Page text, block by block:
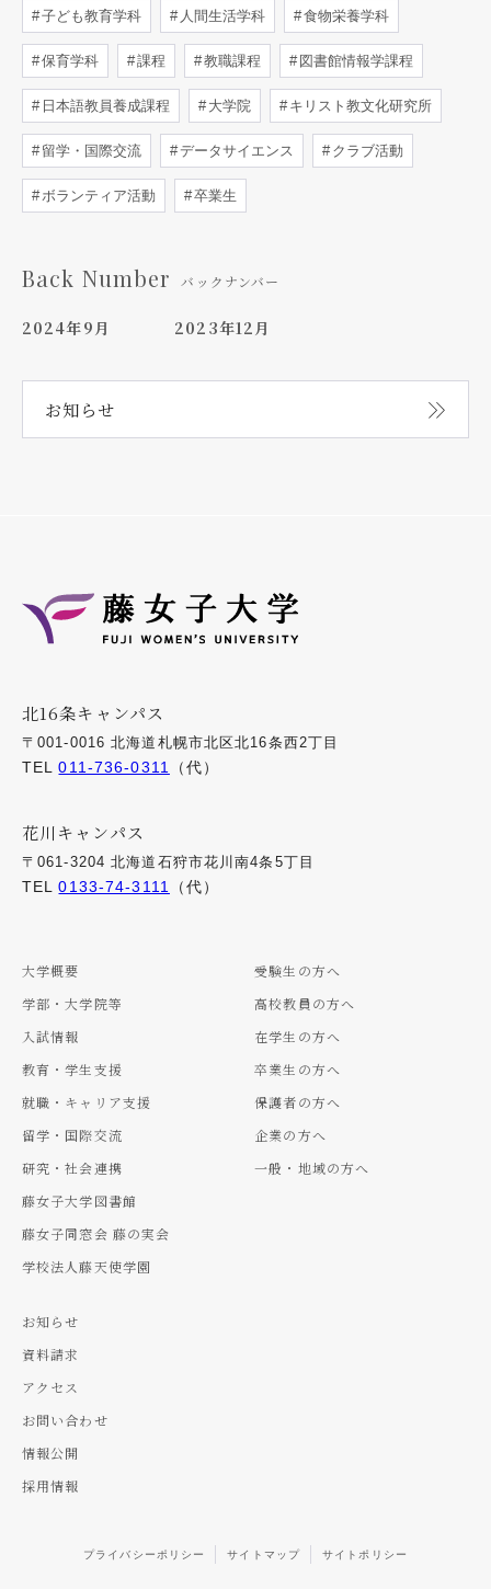
子ども教育学科 人間生活学科 食物栄養学科
保育学科 課程 教職課程 図書館情報学課程
日本語教員養成課程 大学院 キリスト教文化研究所
留学・国際交流 データサイエンス クラブ活動
ボランティア活動 卒業生
Back Number バックナンバー
2024年9月 2023年12月
お知らせ
北16条キャンパス
〒001-0016 北海道札幌市北区北16条西2丁目
TEL011-736-0311 （代）
花川キャンパス
〒061-3204 北海道石狩市花川南4条5丁目
TEL0133-74-3111 （代）
大学概要
学部・大学院等
入試情報
教育・学生支援
就職・キャリア支援
留学・国際交流
研究・社会連携
藤女子大学図書館
藤女子同窓会 藤の実会
学校法人藤天使学園
受験生の方へ
高校教員の方へ
在学生の方へ
卒業生の方へ
保護者の方へ
企業の方へ
一般・地域の方へ
お知らせ
資料請求
アクセス
お問い合わせ
情報公開
採用情報
プライバシーポリシー サイトマップ サイトポリシー